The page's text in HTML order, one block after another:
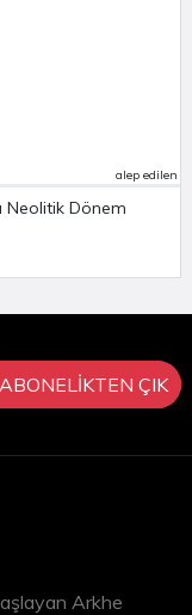
alep edilen
Neolitik Dönem
ABONELİKTEN ÇIK
Arkhe